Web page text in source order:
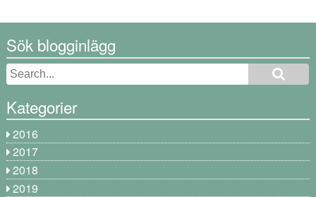
Sök blogginlägg
Kategorier
2016
2017
2018
2019